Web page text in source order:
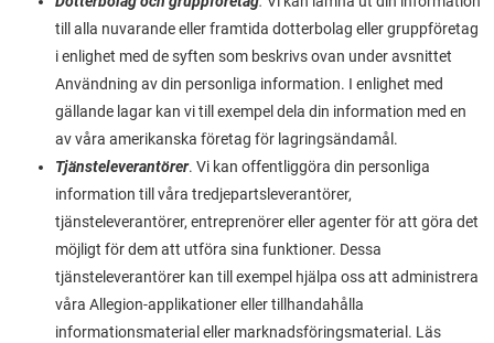
till alla nuvarande eller framtida dotterbolag eller gruppföretag
i enlighet med de syften som beskrivs ovan under avsnittet
Användning av din personliga information. I enlighet med
gällande lagar kan vi till exempel dela din information med en
av våra amerikanska företag för lagringsändamål.
Tjänsteleverantörer. Vi kan offentliggöra din personliga
information till våra tredjepartsleverantörer,
tjänsteleverantörer, entreprenörer eller agenter för att göra det
möjligt för dem att utföra sina funktioner. Dessa
tjänsteleverantörer kan till exempel hjälpa oss att administrera
våra Allegion-applikationer eller tillhandahålla
informationsmaterial eller marknadsföringsmaterial. Läs